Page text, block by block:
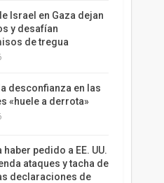
Israel en Gaza dejan
y desafían
de tregua
desconfianza en las
«huele a derrota»
haber pedido a EE. UU.
ataques y tacha de
declaraciones de